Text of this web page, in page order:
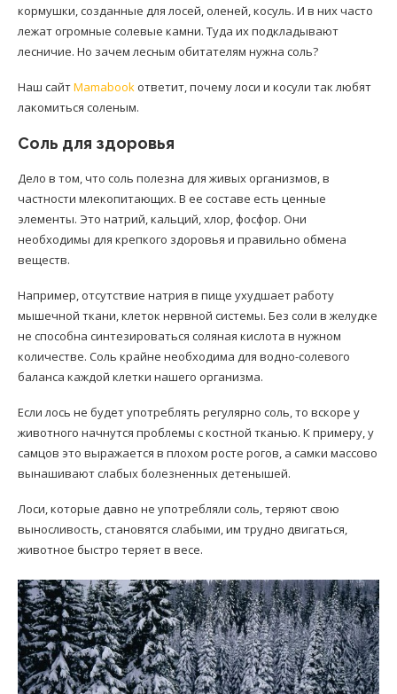
кормушки, созданные для лосей, оленей, косуль. И в них часто
лежат огромные солевые камни. Туда их подкладывают
лесничие. Но зачем лесным обитателям нужна соль?
Наш сайтMamabook ответит, почему лоси и косули так любят
лакомиться соленым.
Соль для здоровья
Дело в том, что соль полезна для живых организмов, в
частности млекопитающих. В ее составе есть ценные
элементы. Это натрий, кальций, хлор, фосфор. Они
необходимы для крепкого здоровья и правильно обмена
веществ.
Например, отсутствие натрия в пище ухудшает работу
мышечной ткани, клеток нервной системы. Без соли в желудке
не способна синтезироваться соляная кислота в нужном
количестве. Соль крайне необходима для водно-солевого
баланса каждой клетки нашего организма.
Если лось не будет употреблять регулярно соль, то вскоре у
животного начнутся проблемы с костной тканью. К примеру, у
самцов это выражается в плохом росте рогов, а самки массово
вынашивают слабых болезненных детенышей.
Лоси, которые давно не употребляли соль, теряют свою
выносливость, становятся слабыми, им трудно двигаться,
животное быстро теряет в весе.